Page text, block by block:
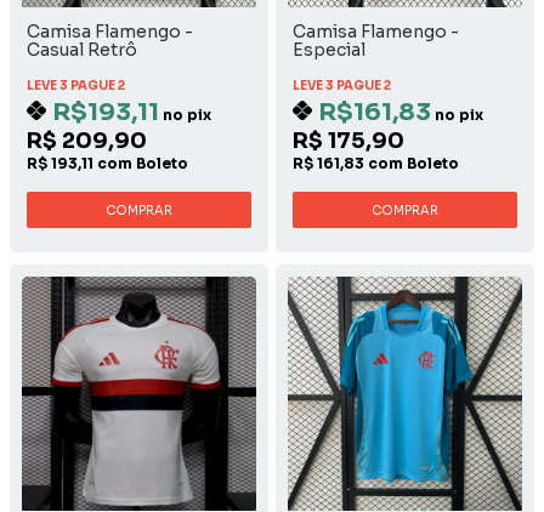
Camisa Flamengo -
Casual Retrô
LEVE 3 PAGUE 2
R$193,11 no pix
R$ 209,90
R$ 193,11 com Boleto
COMPRAR
Camisa Flamengo -
Especial
LEVE 3 PAGUE 2
R$161,83 no pix
R$ 175,90
R$ 161,83 com Boleto
COMPRAR